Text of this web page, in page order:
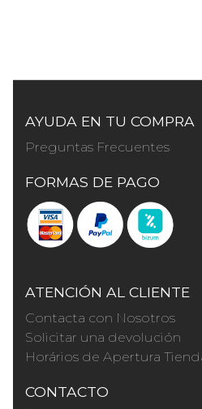
AYUDA EN TU COMPRA
Preguntas Frecuentes
FORMAS DE PAGO
ATENCIÓN AL CLIENTE
Contacta con Nosotros
Solicitar una devolución
Horários de Apertura
CONTACTO